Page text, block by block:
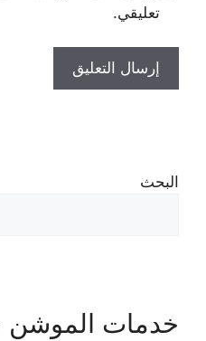
تعليقي.
البحث
خدمات الموشن